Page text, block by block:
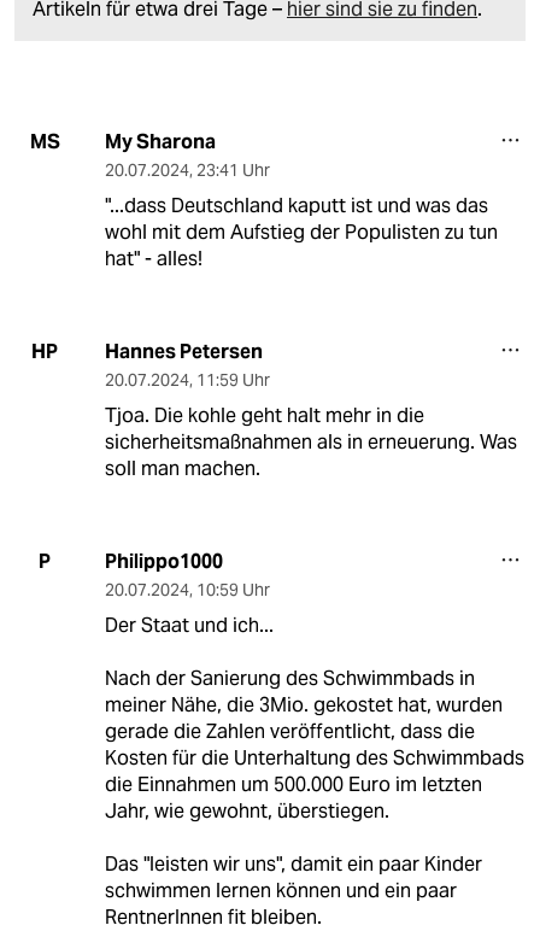
Artikeln für etwa drei Tage – hier sind sie zu finden.
MS My Sharona
20.07.2024, 23:41 Uhr
"...dass Deutschland kaputt ist und was das
wohl mit dem Aufstieg der Populisten zu tun
hat" - alles!
HP Hannes Petersen
20.07.2024, 11:59 Uhr
Tjoa. Die kohle geht halt mehr in die
sicherheitsmaßnahmen als in erneuerung. Was
soll man machen.
P Philippo1000
20.07.2024, 10:59 Uhr
Der Staat und ich...
Nach der Sanierung des Schwimmbads in
meiner Nähe, die 3Mio. gekostet hat, wurden
gerade die Zahlen veröffentlicht, dass die
Kosten für die Unterhaltung des Schwimmbads
die Einnahmen um 500.000 Euro im letzten
Jahr, wie gewohnt, überstiegen.
Das "leisten wir uns", damit ein paar Kinder
schwimmen lernen können und ein paar
RentnerInnen fit bleiben.